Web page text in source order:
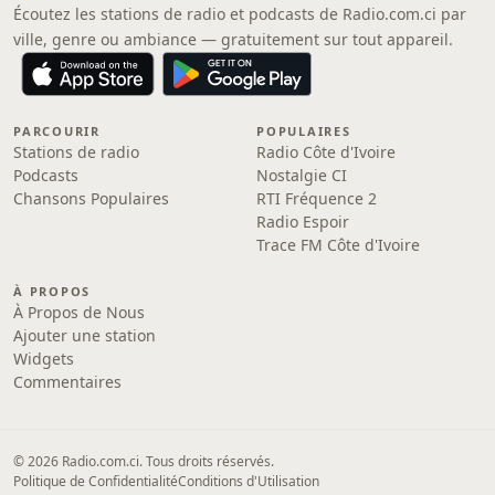
Écoutez les stations de radio et podcasts de Radio.com.ci par
ville, genre ou ambiance — gratuitement sur tout appareil.
PARCOURIR
Stations de radio
Podcasts
Chansons Populaires
POPULAIRES
Radio Côte d'Ivoire
Nostalgie CI
RTI Fréquence 2
Radio Espoir
Trace FM Côte d'Ivoire
À PROPOS
À Propos de Nous
Ajouter une station
Widgets
Commentaires
© 2026 Radio.com.ci. Tous droits réservés.
Politique de ConfidentialitéConditions d'Utilisation